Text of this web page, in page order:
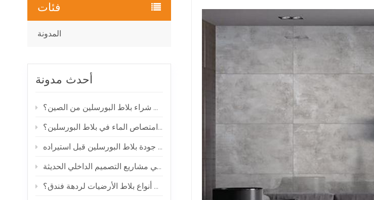
فئات
المدونة
أحدث مدونة
كيف يمكنك شراء بلاط البورسلين من الصين؟
ماذا يعني امتصاص الماء في بلاط البورسلين؟
كيفية فحص جودة بلاط البورسلين قبل استيراده
بلاط البورسلين ذو مظهر الرخام: لماذا يحظى بشعبية في مشاريع التصميم الداخلي الحديثة
ما هي أفضل أنواع بلاط الأرضيات لردهة فندق؟